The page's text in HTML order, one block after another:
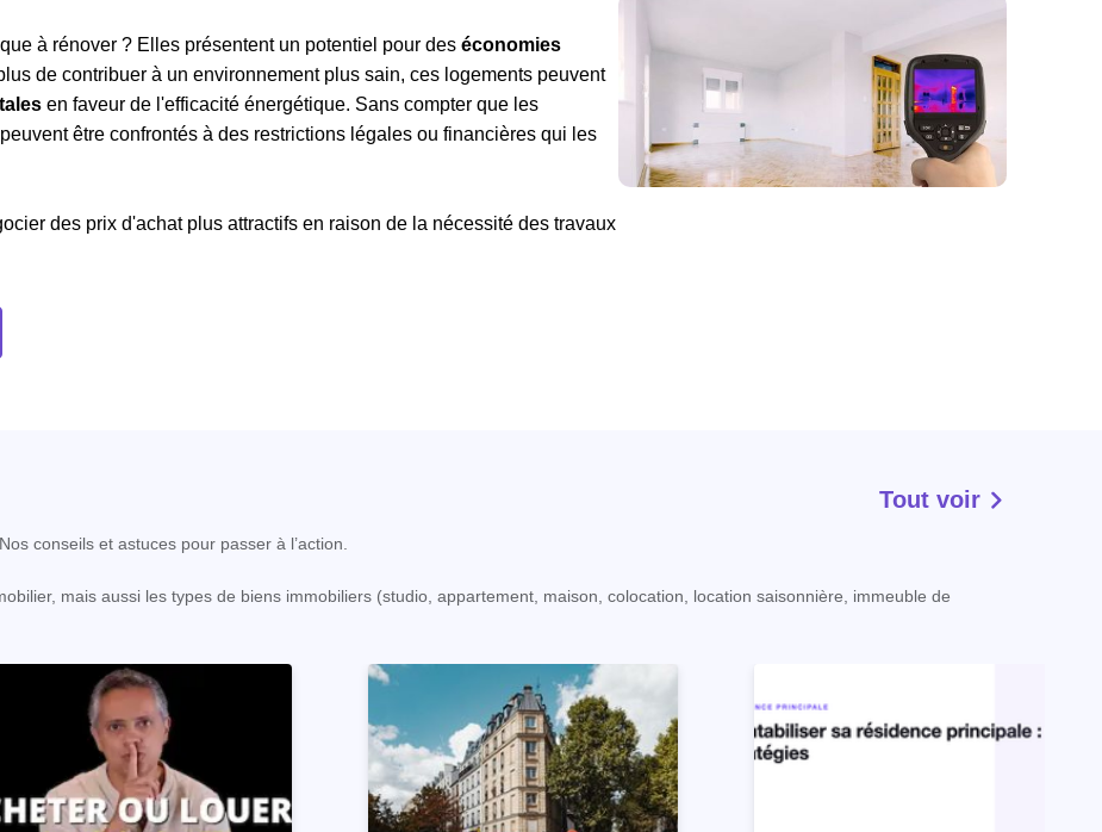
à rénover ? Elles présentent un potentiel pour des économies
de contribuer à un environnement plus sain, ces logements peuvent
en faveur de l'efficacité énergétique. Sans compter que les
être confrontés à des restrictions légales ou financières qui les
des prix d'achat plus attractifs en raison de la nécessité des travaux
Tout voir
conseils et astuces pour passer à l’action.
mais aussi les types de biens immobiliers (studio, appartement, maison, colocation, location saisonnière, immeuble de